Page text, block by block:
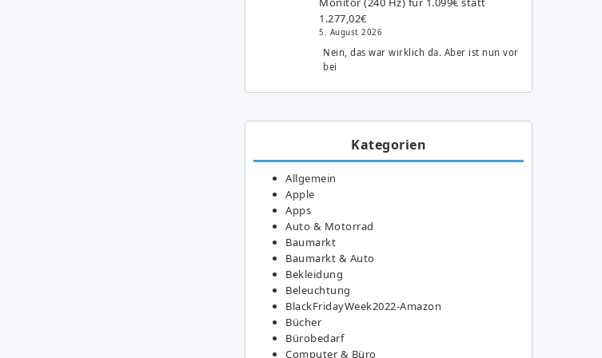
1.277,02€
5. August 2026
Nein, das war wirklich da. Aber ist nun vor
bei
Kategorien
Allgemein
Apple
Apps
Auto & Motorrad
Baumarkt
Baumarkt & Auto
Bekleidung
Beleuchtung
BlackFridayWeek2022-Amazon
Bücher
Bürobedarf
Computer & Büro